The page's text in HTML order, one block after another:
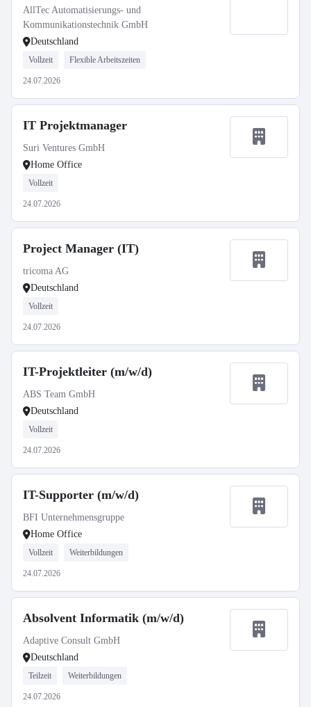
AllTec Automatisierungs- und
Kommunikationstechnik GmbH
Deutschland
Vollzeit Flexible Arbeitszeiten
24.07.2026
IT Projektmanager
Suri Ventures GmbH
Home Office
Vollzeit
24.07.2026
Project Manager (IT)
tricoma AG
Deutschland
Vollzeit
24.07.2026
IT-Projektleiter (m/w/d)
ABS Team GmbH
Deutschland
Vollzeit
24.07.2026
IT-Supporter (m/w/d)
BFI Unternehmensgruppe
Home Office
Vollzeit Weiterbildungen
24.07.2026
Absolvent Informatik (m/w/d)
Adaptive Consult GmbH
Deutschland
Teilzeit Weiterbildungen
24.07.2026